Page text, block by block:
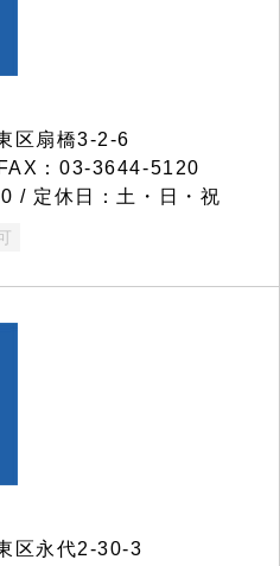
区扇橋3-2-6
：03-3644-5120
/ 定休日：土・日・祝
区永代2-30-3